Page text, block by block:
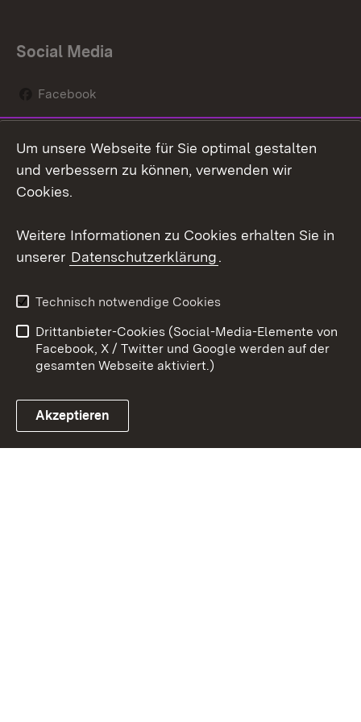
Social Media
Facebook
Social Wall
Youtube
Link zum Landesportal
Kontakt
Datenschutz
Barrierefreiheit
Impressum Cookies
Um unsere Webseite für Sie optimal gestalten
und verbessern zu können, verwenden wir
Cookies.
Weitere Informationen zu Cookies erhalten Sie in
unserer Datenschutzerklärung.
Technisch notwendige Cookies
Drittanbieter-Cookies (Social-Media-Elemente von
Facebook, X / Twitter und Google werden auf der
gesamten Webseite aktiviert.)
Akzeptieren